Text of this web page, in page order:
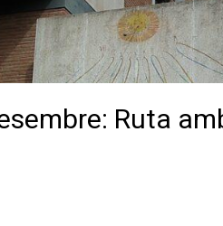
Ruta